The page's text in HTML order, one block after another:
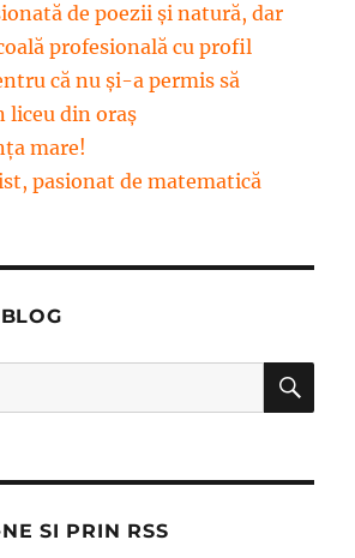
de poezii și natură, dar
profesională cu profil
că nu și-a permis să
liceu din oraș
mare!
pasionat de matematică
SI PRIN RSS